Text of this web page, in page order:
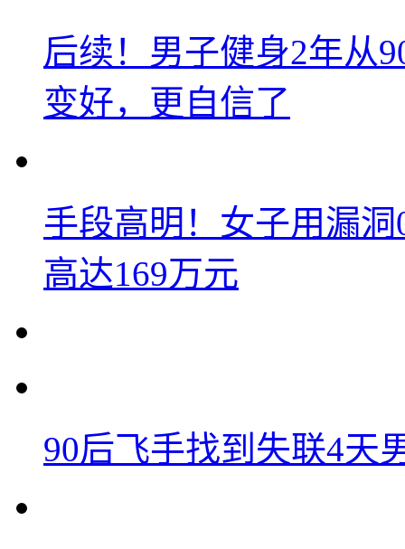
后续！男子健身2年从
变好，更自信了
手段高明！女子用漏
高达169万元
90后飞手找到失联4天